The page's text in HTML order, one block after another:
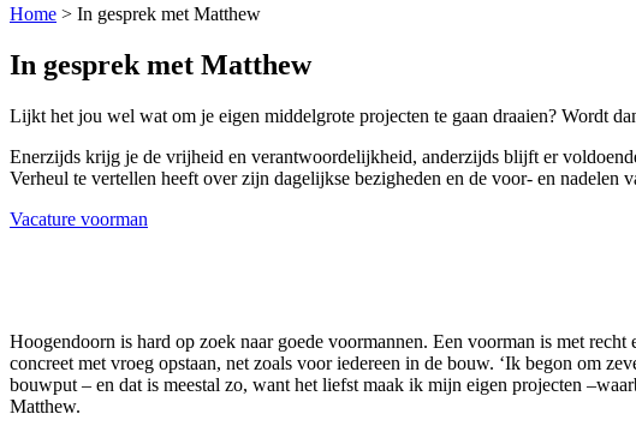
Home > In gesprek met Matthew
In gesprek met Matthew
Lijkt het jou wel wat om je eigen middelgrote projecten te gaan draaien? Wordt
Enerzijds krijg je de vrijheid en verantwoordelijkheid, anderzijds blijft er
Verheul te vertellen heeft over zijn dagelijkse bezigheden en de voor- en nadelen
Vacature voorman
Hoogendoorn is hard op zoek naar goede voormannen. Een voorman is met
concreet met vroeg opstaan, net zoals voor iedereen in de bouw. ‘Ik begon om
bouwput – en dat is meestal zo, want het liefst maak ik mijn eigen projecten
Matthew.